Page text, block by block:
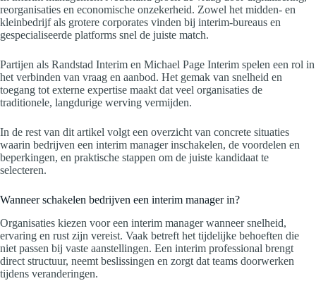
reorganisaties en economische onzekerheid. Zowel het midden- en
kleinbedrijf als grotere corporates vinden bij interim-bureaus en
gespecialiseerde platforms snel de juiste match.
Partijen als Randstad Interim en Michael Page Interim spelen een rol in
het verbinden van vraag en aanbod. Het gemak van snelheid en
toegang tot externe expertise maakt dat veel organisaties de
traditionele, langdurige werving vermijden.
In de rest van dit artikel volgt een overzicht van concrete situaties
waarin bedrijven een interim manager inschakelen, de voordelen en
beperkingen, en praktische stappen om de juiste kandidaat te
selecteren.
Wanneer schakelen bedrijven een interim manager in?
Organisaties kiezen voor een interim manager wanneer snelheid,
ervaring en rust zijn vereist. Vaak betreft het tijdelijke behoeften die
niet passen bij vaste aanstellingen. Een interim professional brengt
direct structuur, neemt beslissingen en zorgt dat teams doorwerken
tijdens veranderingen.